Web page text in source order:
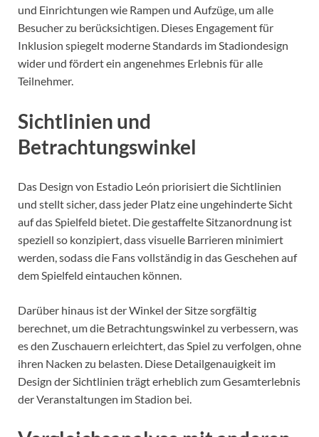
und Einrichtungen wie Rampen und Aufzüge, um alle
Besucher zu berücksichtigen. Dieses Engagement für
Inklusion spiegelt moderne Standards im Stadiondesign
wider und fördert ein angenehmes Erlebnis für alle
Teilnehmer.
Sichtlinien und
Betrachtungswinkel
Das Design von Estadio León priorisiert die Sichtlinien
und stellt sicher, dass jeder Platz eine ungehinderte Sicht
auf das Spielfeld bietet. Die gestaffelte Sitzanordnung ist
speziell so konzipiert, dass visuelle Barrieren minimiert
werden, sodass die Fans vollständig in das Geschehen auf
dem Spielfeld eintauchen können.
Darüber hinaus ist der Winkel der Sitze sorgfältig
berechnet, um die Betrachtungswinkel zu verbessern, was
es den Zuschauern erleichtert, das Spiel zu verfolgen, ohne
ihren Nacken zu belasten. Diese Detailgenauigkeit im
Design der Sichtlinien trägt erheblich zum Gesamterlebnis
der Veranstaltungen im Stadion bei.